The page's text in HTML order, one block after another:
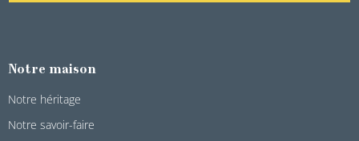
Notre maison
Notre héritage
Notre savoir-faire